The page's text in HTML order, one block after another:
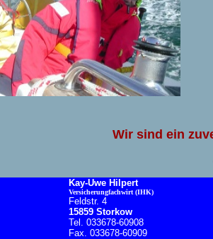
Wir sind ein
Kay-Uwe Hilpert
Versicherungfachwirt (IHK)
Feldstr. 4
15859 Storkow
Tel. 033678-60908
Fax. 033678-60909